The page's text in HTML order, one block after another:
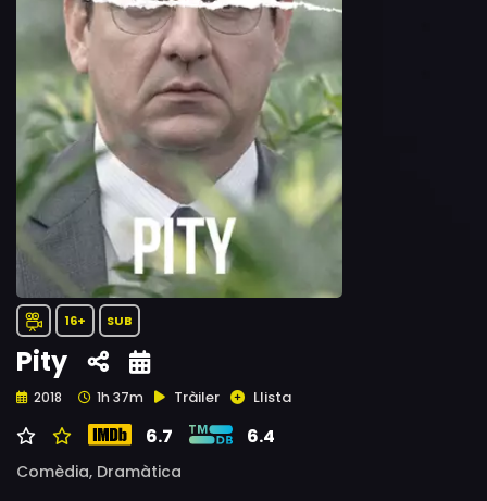
16+ SUB
Pity
2018 1h 37m Tràiler Llista
6.7 6.4
Comèdia, Dramàtica